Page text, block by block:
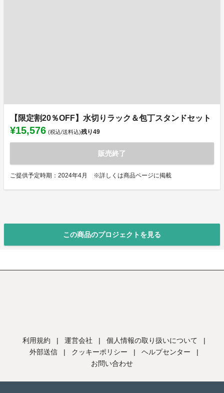
【限定割20％OFF】水切りラック＆包丁スタンドセット
¥15,576 (税込/送料込)残り49
販売終了
ご提供予定時期：2024年4月 ※詳しくは商品ページに掲載
この商品のプロジェクトを見る
利用規約 | 運営会社 | 個人情報の取り扱いについて
|
外部送信
| クッキーポリシー | ヘルプセンター
|
お問い合わせ